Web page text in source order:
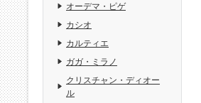
オーデマ・ピゲ
カシオ
カルティエ
ガガ・ミラノ
クリスチャン・ディオー
ル